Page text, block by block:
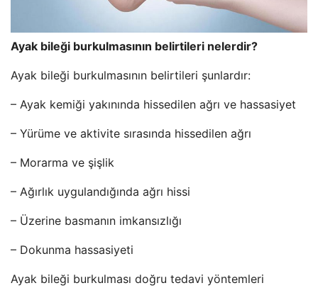
Ayak bileği burkulmasının belirtileri nelerdir?
Ayak bileği burkulmasının belirtileri şunlardır:
– Ayak kemiği yakınında hissedilen ağrı ve hassasiyet
– Yürüme ve aktivite sırasında hissedilen ağrı
– Morarma ve şişlik
– Ağırlık uygulandığında ağrı hissi
– Üzerine basmanın imkansızlığı
– Dokunma hassasiyeti
Ayak bileği burkulması doğru tedavi yöntemleri